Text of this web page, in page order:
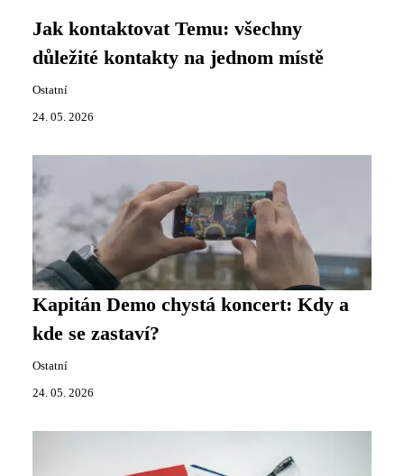
Jak kontaktovat Temu: všechny
důležité kontakty na jednom místě
Ostatní
24. 05. 2026
Kapitán Demo chystá koncert: Kdy a
kde se zastaví?
Ostatní
24. 05. 2026